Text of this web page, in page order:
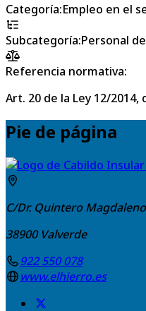
Categoría:Empleo en el
Subcategoría:Personal
Referencia normativa:
Art. 20 de la Ley 12/
Pie de página
C/Dr. Quintero
38900 Valverde
922 550 078
www.elhierro.es